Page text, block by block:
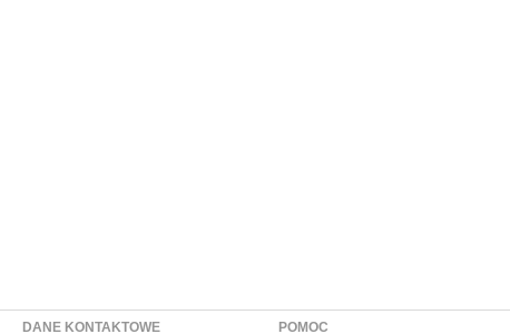
DANE KONTAKTOWE POMOC